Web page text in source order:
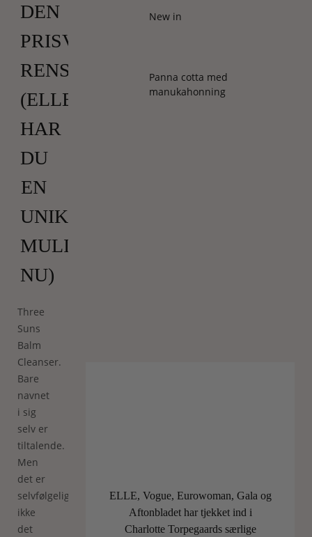
DEN
PRISVINDENDE
RENS?
(ELLERS
HAR
DU
EN
UNIK
MULIGHED
NU)
Three
Suns
Balm
Cleanser.
Bare
navnet
i sig
selv er
tiltalende.
Men
det er
selvfølgelig
ikke
det
New in
Panna cotta med
manukahonning
ELLE, Vogue, Eurowoman, Gala og
Aftonbladet har tjekket ind i
Charlotte Torpegaards særlige